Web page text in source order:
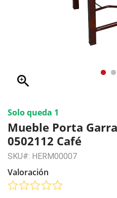
zoom_in
Solo queda 1
Mueble Porta
0502112 Café
SKU#: HERM00007
Valoración